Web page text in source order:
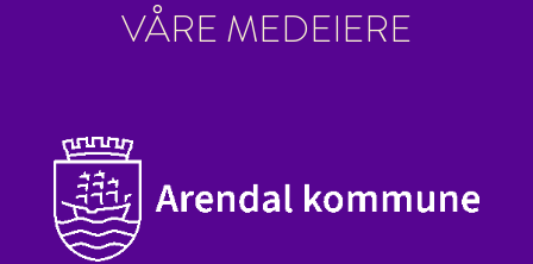
VÅRE MEDEIERE